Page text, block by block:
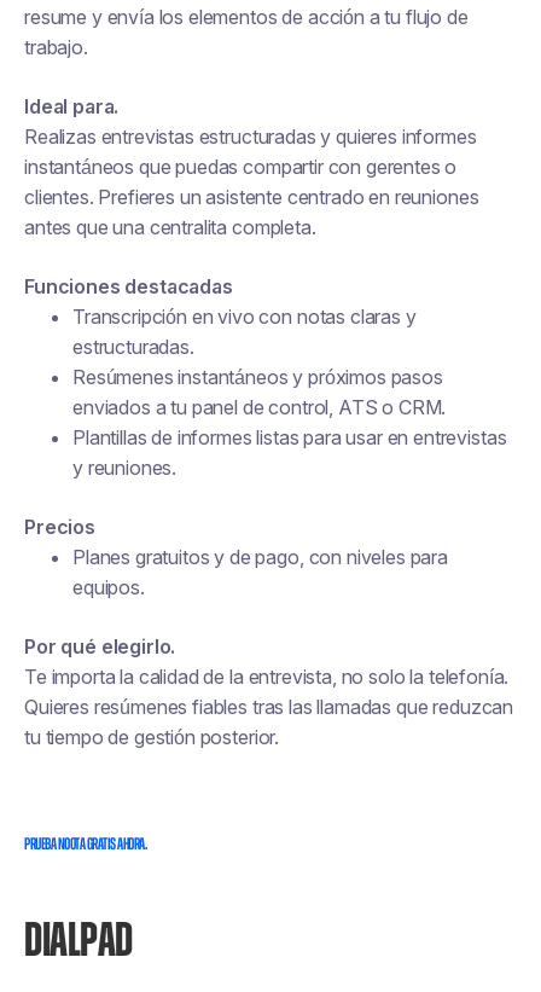
resume y envía los elementos de acción a tu flujo de
trabajo.
Ideal para.
Realizas entrevistas estructuradas y quieres informes
instantáneos que puedas compartir con gerentes o
clientes. Prefieres un asistente centrado en reuniones
antes que una centralita completa.
Funciones destacadas
Transcripción en vivo con notas claras y
estructuradas.
Resúmenes instantáneos y próximos pasos
enviados a tu panel de control, ATS o CRM.
Plantillas de informes listas para usar en entrevistas
y reuniones.
Precios
Planes gratuitos y de pago, con niveles para
equipos.
Por qué elegirlo.
Te importa la calidad de la entrevista, no solo la telefonía.
Quieres resúmenes fiables tras las llamadas que reduzcan
tu tiempo de gestión posterior.
PRUEBA NOOTA GRATIS AHORA.
DIALPAD